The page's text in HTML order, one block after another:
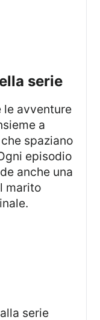
serie
a
spaziano
episodio
anche una
marito